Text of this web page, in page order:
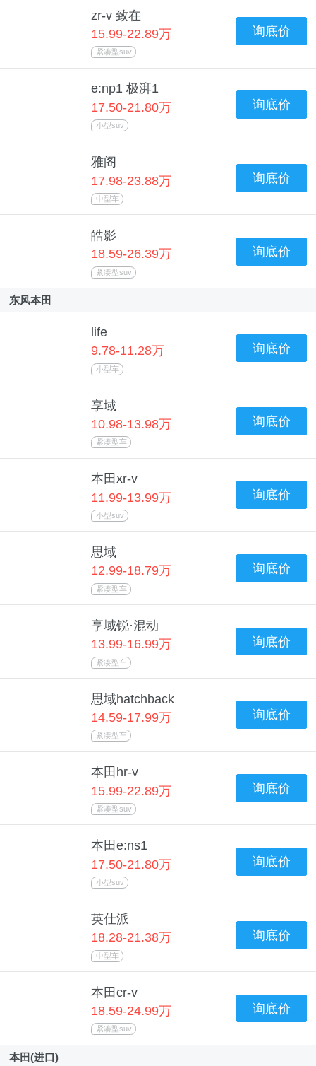
zr-v 致在
15.99-22.89万
紧凑型suv
询底价
e:np1 极湃1
17.50-21.80万
小型suv
询底价
雅阁
17.98-23.88万
中型车
询底价
皓影
18.59-26.39万
紧凑型suv
询底价
东风本田
life
9.78-11.28万
小型车
询底价
享域
10.98-13.98万
紧凑型车
询底价
本田xr-v
11.99-13.99万
小型suv
询底价
思域
12.99-18.79万
紧凑型车
询底价
享域锐·混动
13.99-16.99万
紧凑型车
询底价
思域hatchback
14.59-17.99万
紧凑型车
询底价
本田hr-v
15.99-22.89万
紧凑型suv
询底价
本田e:ns1
17.50-21.80万
小型suv
询底价
英仕派
18.28-21.38万
中型车
询底价
本田cr-v
18.59-24.99万
紧凑型suv
询底价
本田(进口)